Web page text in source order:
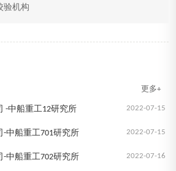
验机构
更多+
2022-07-15
-中船重工12研究所
2022-07-15
中船重工701研究所
2022-07-16
中船重工702研究所